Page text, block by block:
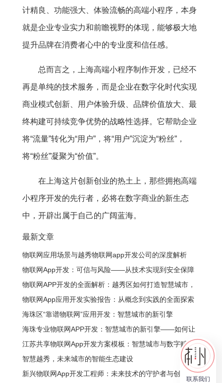
联系我们
计精良、功能强大、体验流畅的高端小程序，本身
就是企业专业实力和前瞻视野的体现，能够极大地
提升品牌在消费者心中的专业度和信任感。
总而言之，上海高端小程序制作开发，已经不
再是单纯的技术服务，而是企业在数字化时代实现
商业模式创新、用户体验升级、品牌价值放大、最
终构建可持续竞争优势的战略性选择。它帮助企业
将“流量”转化为“用户”，将“用户”沉淀为“粉丝”，
将“粉丝”凝聚为“价值”。
在上海这片创新创业的热土上，那些拥抱高端
小程序开发的先行者，必将在数字商业的新生态
中，开辟出属于自己的广阔蓝海。
最新文章
物联网应用场景与越秀物联网app开发公司的深度解析
物联网App开发：可信与风险——从技术实现到安全保障
物联网APP开发的全面解析：越秀区如何打造智慧城市，
你的企业需要什么？
物联网App应用开发实验报告：从概念到实践的全面探索
海珠区“靠谱物联网”应用开发：智慧城市的新引擎
海珠专业物联网APP开发：智慧城市的新引擎——如何让
城市更智能、更便捷？
江苏共享物联网App开发方案模板：智慧城市与数字赋能
的全新生态
智慧越秀，未来城市的智能生态建设
新兴物联网App开发工程师：未来技术的守护者与创造者